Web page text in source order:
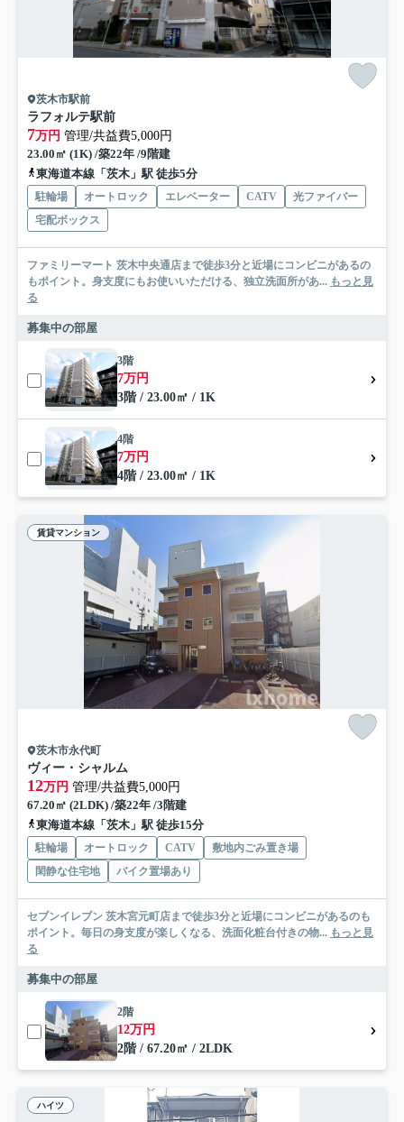
茨木市駅前
ラフォルテ駅前
7万円 管理/共益費5,000円
23.00㎡ (1K) /築22年 /9階建
東海道本線「茨木」駅 徒歩5分
駐輪場 オートロック エレベーター CATV
光ファイバー
宅配ボックス
ファミリーマート 茨木中央通店まで徒歩3分と近場にコンビニがあるの
もポイント。身支度にもお使いいただける、独立洗面所があ... もっと見
る
募集中の部屋
3階
7万円
3階 / 23.00㎡ / 1K
4階
7万円
4階 / 23.00㎡ / 1K
賃貸マンション
茨木市永代町
ヴィー・シャルム
12万円 管理/共益費5,000円
67.20㎡ (2LDK) /築22年 /3階建
東海道本線「茨木」駅 徒歩15分
駐輪場 オートロック CATV
敷地内ごみ置き場
閑静な住宅地
バイク置場あり
セブンイレブン 茨木宮元町店まで徒歩3分と近場にコンビニがあるのも
ポイント。毎日の身支度が楽しくなる、洗面化粧台付きの物... もっと見
る
募集中の部屋
2階
12万円
2階 / 67.20㎡ / 2LDK
ハイツ